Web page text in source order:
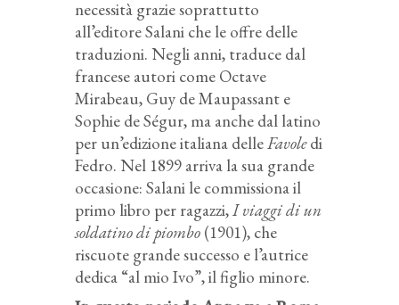
necessità grazie soprattutto
all’editore Salani che le offre delle
traduzioni. Negli anni, traduce dal
francese autori come Octave
Mirabeau, Guy de Maupassant e
Sophie de Ségur, ma anche dal latino
per un’edizione italiana delleFavoledi
Fedro. Nel 1899 arriva la sua grande
occasione: Salani le commissiona il
primo libro per ragazzi,I viaggi di un
soldatino di piombo (1901), che
riscuote grande successo e l’autrice
dedica “al mio Ivo”, il figlio minore.